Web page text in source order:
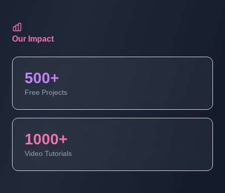
Our Impact
500+
Free Projects
1000+
Video Tutorials